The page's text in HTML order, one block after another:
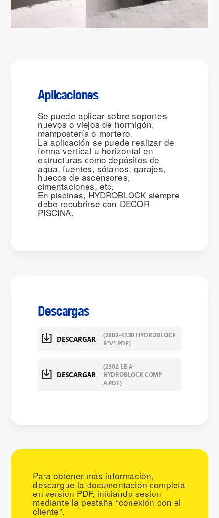
Aplicaciones
Se puede aplicar sobre soportes
nuevos o viejos de hormigón,
mampostería o mortero.
La aplicación se puede realizar de
forma vertical u horizontal en
estructuras como depósitos de
agua, fuentes, sótanos, garajes,
huecos de ascensores,
cimentaciones, etc.
En piscinas, HYDROBLOCK siempre
debe recubrirse con DECOR
PISCINA.
Descargas
DESCARGAR
(2802-4230 HYDROBLOCK
R°V°.PDF)
DESCARGAR
(2802 LE A -
HYDROBLOCK COMP
A.PDF)
Para obtener más información,
descargue la documentación completa
en versión PDF, iniciando sesión
mediante la pestaña “conexión con el
cliente”.